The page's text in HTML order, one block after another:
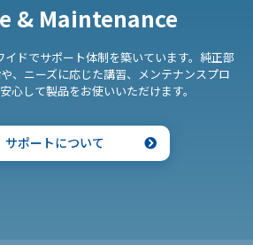
& Maintenance
イドでサポート体制を築いています。純正部
、ニーズに応じた講習、メンテナンスプロ
心して製品をお使いいただけます。
サポートについて